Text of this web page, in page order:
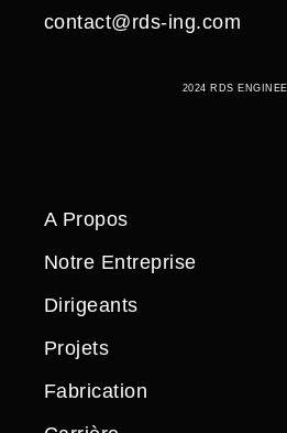
contact@rds-ing.com
2024 RDS
A Propos
Notre Entreprise
Dirigeants
Projets
Fabrication